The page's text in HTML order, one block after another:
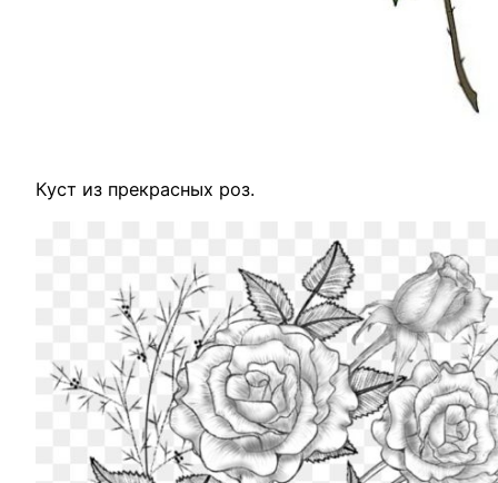
Куст из прекрасных роз.